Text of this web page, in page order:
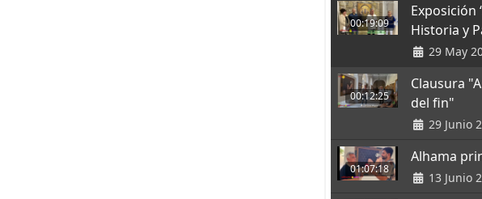
00:19:09
Exposición
Historia y
29 May
00:12:25
Clausura
del fin"
29 Junio
01:07:18
Alhama
13 Junio